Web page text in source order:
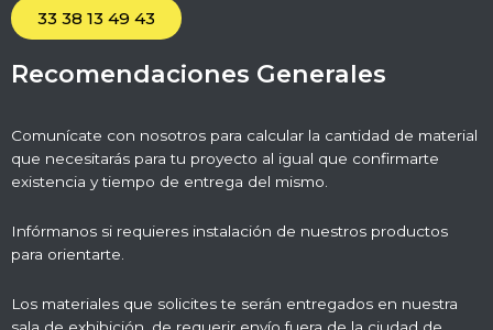
33 38 13 49 43
Recomendaciones Generales
Comunícate con nosotros para calcular la cantidad de material
que necesitarás para tu proyecto al igual que confirmarte
existencia y tiempo de entrega del mismo.
Infórmanos si requieres instalación de nuestros productos
para orientarte.
Los materiales que solicites te serán entregados en nuestra